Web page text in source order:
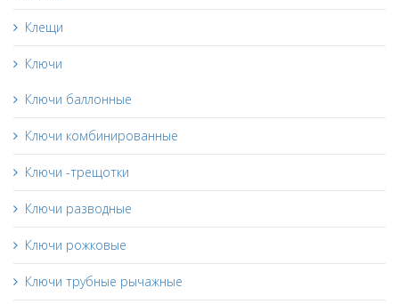
Клещи
Ключи
Ключи баллонные
Ключи комбинированные
Ключи -трещотки
Ключи разводные
Ключи рожковые
Ключи трубные рычажные